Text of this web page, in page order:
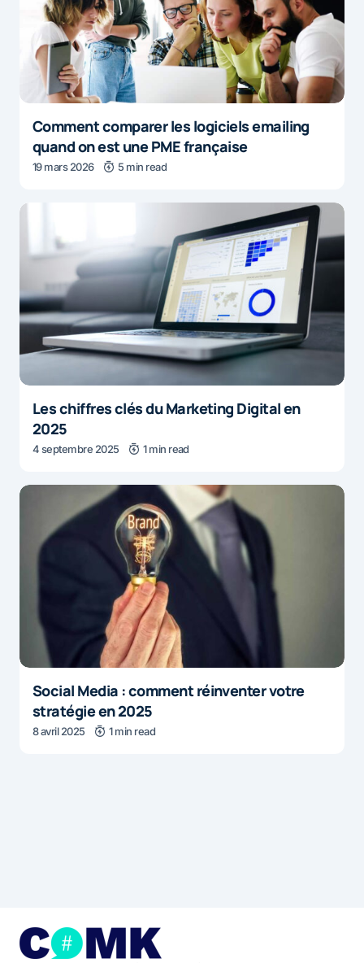
Comment comparer les logiciels emailing
quand on est une PME française
19 mars 2026 5 min read
Les chiffres clés du Marketing Digital en
2025
4 septembre 2025 1 min read
Social Media : comment réinventer votre
stratégie en 2025
8 avril 2025 1 min read